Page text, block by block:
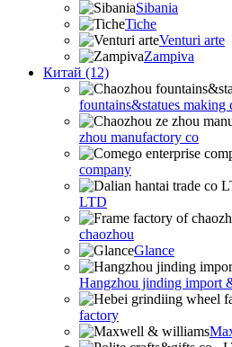
Sibania
Tiche
Venturi arte
Zampiva
Китай (12)
fountains&statues making
zhou manufactory co
company
LTD
chaozhou
Glance
Hangzhou jinding import
factory